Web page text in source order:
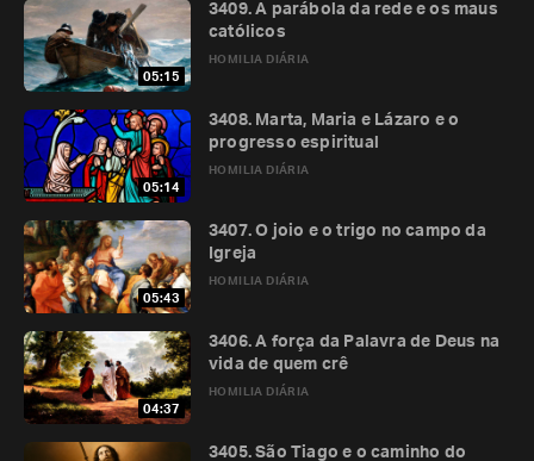
05:15
HOMILIA DIÁRIA
3409. A parábola da rede e os maus
católicos
05:14
HOMILIA DIÁRIA
3408. Marta, Maria e Lázaro e o
progresso espiritual
05:43
HOMILIA DIÁRIA
3407. O joio e o trigo no campo da
Igreja
04:37
HOMILIA DIÁRIA
3406. A força da Palavra de Deus na
vida de quem crê
3405. São Tiago e o caminho do